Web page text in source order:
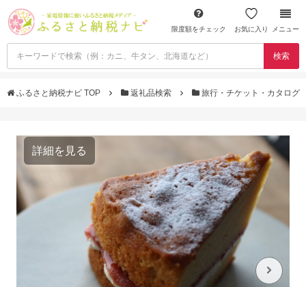
限度額をチェック お気に入り メニュー
検索
ふるさと納税ナビ TOP 返礼品検索 旅行・チケット・カタログ
詳細を見る